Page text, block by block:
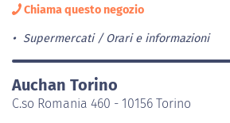
Chiama questo negozio
Supermercati Orari e informazioni
Auchan Torino
C.so Romania 460 - 10156 Torino